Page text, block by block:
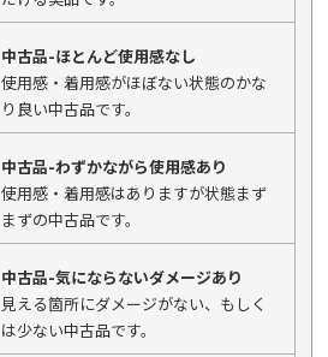
中古品-ほとんど使用感なし
使用感・着用感がほぼない状態のかな
り良い中古品です。
中古品-わずかながら使用感あり
使用感・着用感はありますが状態まず
まずの中古品です。
中古品-気にならないダメージあり
見える箇所にダメージがない、もしく
は少ない中古品です。